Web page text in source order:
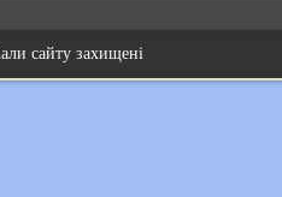
сайту захищені